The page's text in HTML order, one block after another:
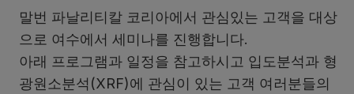
말번 파날리티칼 코리아에서 관심있는 고객을 대상
으로 여수에서 세미나를 진행합니다.
아래 프로그램과 일정을 참고하시고 입도분석과 형
광원소분석(XRF)에 관심이 있는 고객 여러분들의